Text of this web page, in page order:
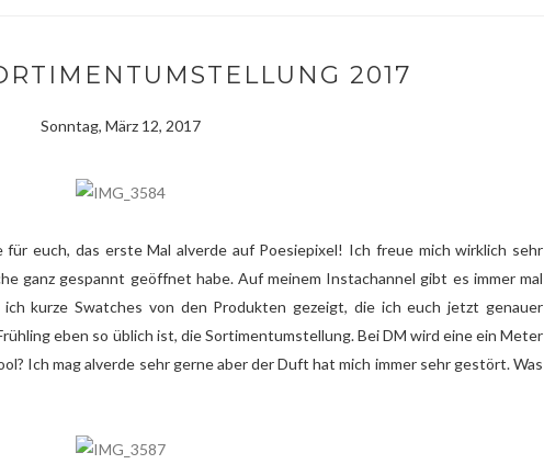
2017
Sonntag, März 12, 2017
euch, das erste Mal alverde auf Poesiepixel! Ich freue mich wirklich sehr
ganz gespannt geöffnet habe. Auf meinem Instachannel gibt es immer mal
kurze Swatches von den Produkten gezeigt, die ich euch jetzt genauer
eben so üblich ist, die Sortimentumstellung. Bei DM wird eine ein Meter
Ich mag alverde sehr gerne aber der Duft hat mich immer sehr gestört. Was